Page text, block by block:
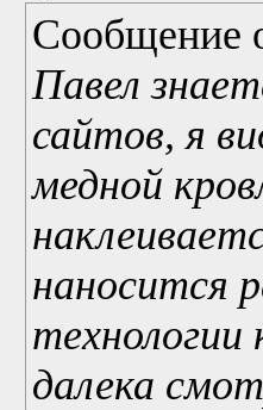
Сообщение
Павел
сайтов, я
медной
наносится
далека